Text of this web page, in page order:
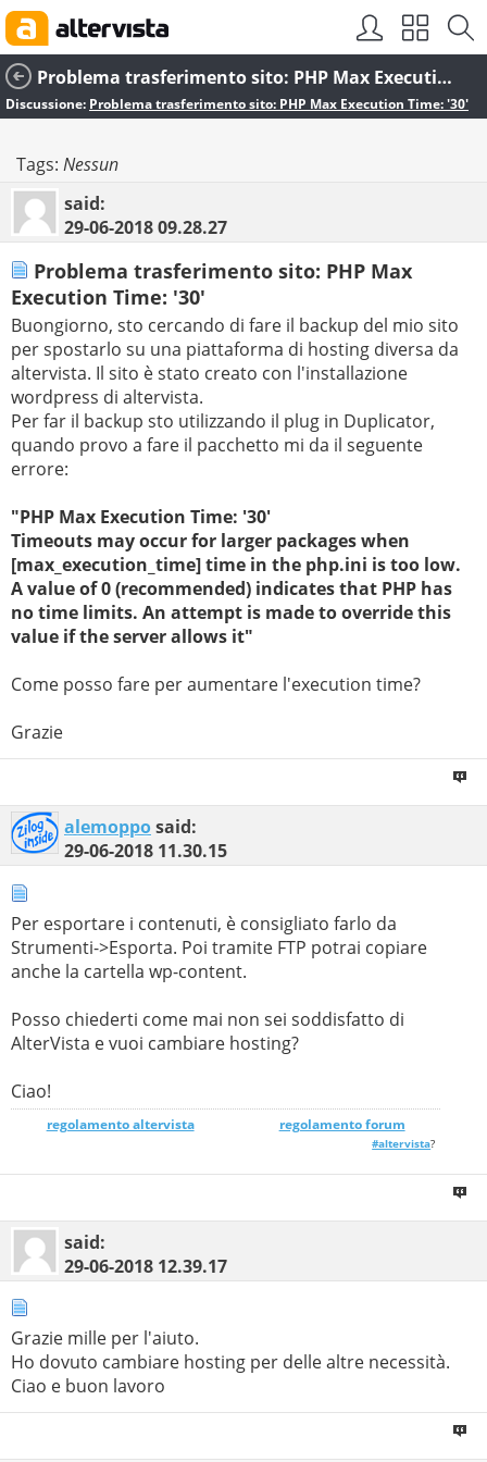
Problema trasferimento sito: PHP Max Execution Time: '30'
Discussione: Problema trasferimento sito: PHP Max Execution Time: '30'
Tags: Nessun
said:
29-06-201809.28.27
Problema trasferimento sito: PHP Max
Execution Time: '30'
Buongiorno, sto cercando di fare il backup del mio sito
per spostarlo su una piattaforma di hosting diversa da
altervista. Il sito è stato creato con l'installazione
wordpress di altervista.
Per far il backup sto utilizzando il plug in Duplicator,
quando provo a fare il pacchetto mi da il seguente
errore:
"PHP Max Execution Time: '30'
Timeouts may occur for larger packages when
[max_execution_time] time in the php.ini is too low.
A value of 0 (recommended) indicates that PHP has
no time limits. An attempt is made to override this
value if the server allows it"
Come posso fare per aumentare l'execution time?
Grazie
alemopposaid:
29-06-2018 11.30.15
Per esportare i contenuti, è consigliato farlo da
Strumenti->Esporta. Poi tramite FTP potrai copiare
anche la cartella wp-content.
Posso chiederti come mai non sei soddisfatto di
AlterVista e vuoi cambiare hosting?
Ciao!
regolamento altervista_______________ regolamento forum
#altervista?
said:
29-06-2018 12.39.17
Grazie mille per l'aiuto.
Ho dovuto cambiare hosting per delle altre necessità.
Ciao e buon lavoro